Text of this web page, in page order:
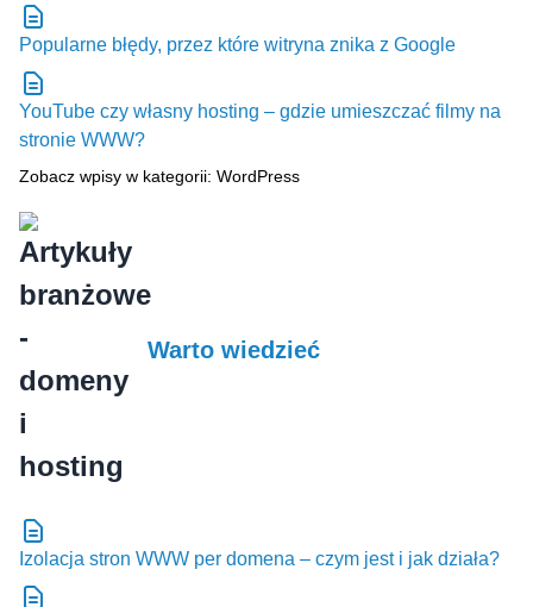
Popularne błędy, przez które witryna znika z Google
YouTube czy własny hosting – gdzie umieszczać filmy na
stronie WWW?
Zobacz wpisy w kategorii: WordPress
Warto wiedzieć
Izolacja stron WWW per domena – czym jest i jak działa?